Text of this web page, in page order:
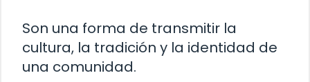
Son una forma de transmitir la
cultura, la tradición y la identidad de
una comunidad.